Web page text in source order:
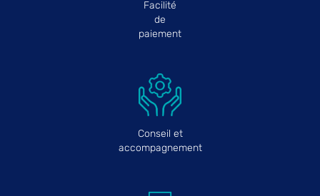
Facilité
de
paiement
Conseil et
accompagnement